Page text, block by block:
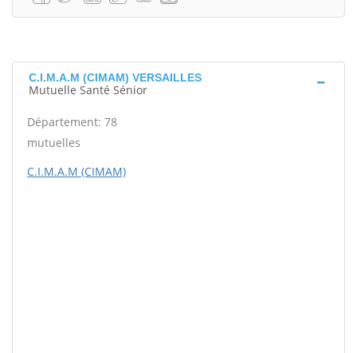
C.I.M.A.M (CIMAM) VERSAILLES
Mutuelle Santé Sénior
Département: 78
mutuelles
C.I.M.A.M (CIMAM)